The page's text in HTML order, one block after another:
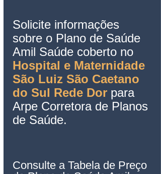
Solicite informações
sobre o Plano de Saúde
Amil Saúde coberto no
Hospital e Maternidade
São Luiz São Caetano
do Sul Rede Dor para
Arpe Corretora de Planos
de Saúde.
Consulte a Tabela de Preço